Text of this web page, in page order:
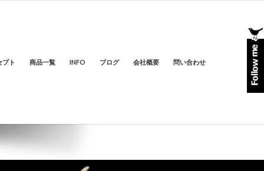
プト 商品一覧 INFO ブログ 会社概要 問い合わせ